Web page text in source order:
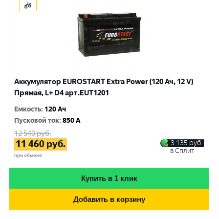
Аккумулятор EUROSTART Extra Power (120 Ач, 12 V)
Прямая, L+ D4 арт.EUT1201
Емкость: 120 Ач
Пусковой ток:850 A
12 540руб.
11 460 руб.
при обмене
3 135 руб.
в Сплит
Купить в 1 клик
Добавить в корзину